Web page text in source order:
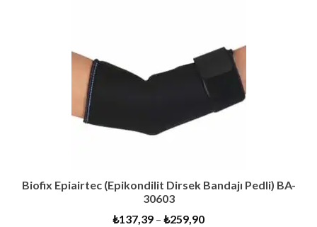
Biofix Epiairtec (Epikondilit Dirsek Bandajı Pedli) BA-
30603
₺137,39 – ₺259,90